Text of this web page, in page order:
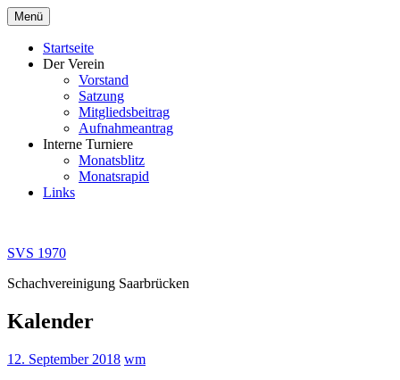
Zum
Inhalt
springen
Menü
Startseite
Der Verein
Vorstand
Satzung
Mitgliedsbeitrag
Aufnahmeantrag
Interne Turniere
Monatsblitz
Monatsrapid
Links
SVS 1970
Schachvereinigung Saarbrücken
Kalender
12. September 2018 wm